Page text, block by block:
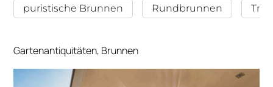
puristische Brunnen Rundbrunnen
Gartenantiquitäten, Brunnen